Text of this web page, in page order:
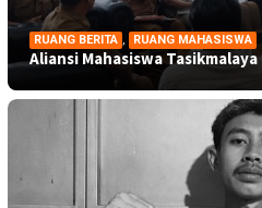
RUANG BERITA , RUANG MAHASISWA
Aliansi Mahasiswa